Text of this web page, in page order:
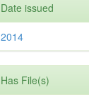
Date issued
2014
Has File(s)